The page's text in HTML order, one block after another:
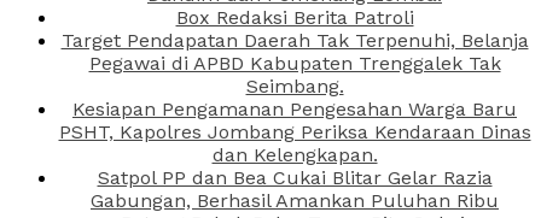
Box Redaksi Berita Patroli
Target Pendapatan Daerah Tak Terpenuhi, Belanja
Pegawai di APBD Kabupaten Trenggalek Tak
Seimbang.
Kesiapan Pengamanan Pengesahan Warga Baru
PSHT, Kapolres Jombang Periksa Kendaraan Dinas
dan Kelengkapan.
Satpol PP dan Bea Cukai Blitar Gelar Razia
Gabungan, Berhasil Amankan Puluhan Ribu